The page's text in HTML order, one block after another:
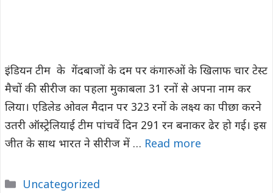
इंडियन टीम के गेंदबाजों के दम पर कंगारुओं के खिलाफ चार टेस्ट
मैचों की सीरीज का पहला मुकाबला 31 रनों से अपना नाम कर
लिया। एडिलेड ओवल मैदान पर 323 रनों के लक्ष्य का पीछा करने
उतरी ऑस्ट्रेलियाई टीम पांचवें दिन 291 रन बनाकर ढेर हो गई। इस
जीत के साथ भारत ने सीरीज में … Read more
Categories
Uncategorized